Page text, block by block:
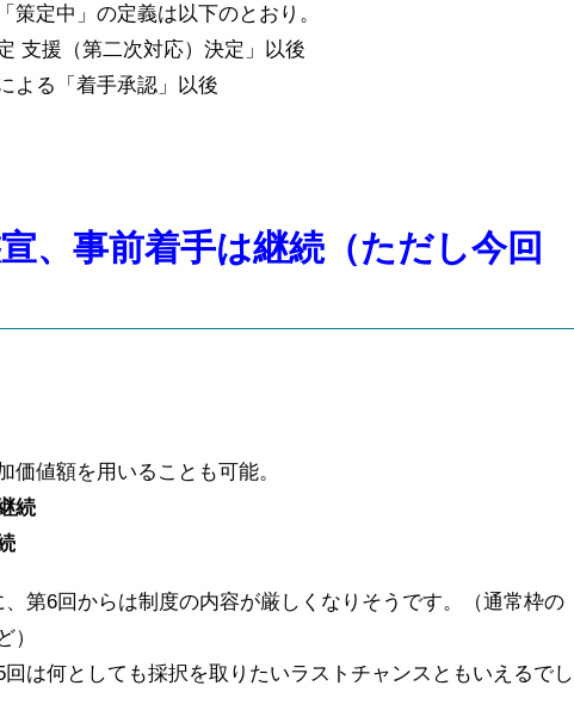
策定中」の定義は以下のとおり。
支援（第二次対応）決定」以後
よる「着手承認」以後
、事前着手は継続（ただし今回
価値額を用いることも可能。
続
第6回からは制度の内容が厳しくなりそうです。（通常枠の
）
は何としても採択を取りたいラストチャンスともいえ るでし